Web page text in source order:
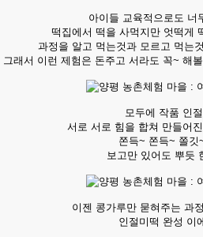
아이들 교육적으로도 너
떡집에서 떡을 사먹지만 엇떡게
과정을 알고 먹는것과 모르고 먹는
그래서 이런 제험은 돈주고 서라도 꼭~ 해
모두에 작품 인
서로 서로 힘을 합쳐 만들어
쫀득~ 쫀득~ 쫄깃
보고만 있어도 뿌듯
이젠 콩가루만 묻혀주는 과
인절미떡 완성 이